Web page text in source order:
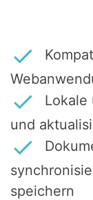
Lokale
und
speichern